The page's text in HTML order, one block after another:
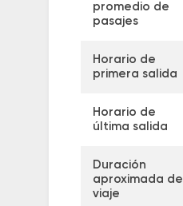
promedio de
pasajes
Horario de
primera salida
Horario de
última salida
Duración
aproximada de
viaje